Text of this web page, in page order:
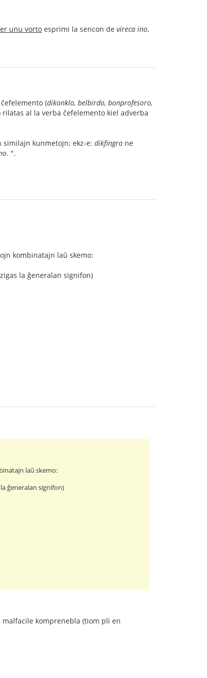
unu vorto esprimi la sencon de vireca ino,
(dikonklo, belbirdo, bonprofesoro,
al la verba ĉefelemento kiel adverba
kunmetojn; ekz‑e: dikfingro ne
. ".
kombinatajn laŭ skemo:
la ĝeneralan signifon)
laŭ skemo:
ĝeneralan signifon)
komprenebla (tiom pli en